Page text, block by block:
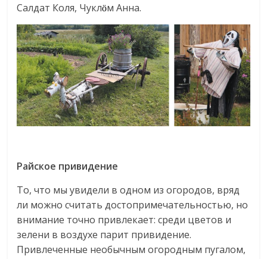
Салдат Коля, Чуклöм Анна.
Райское привидение
То, что мы увидели в одном из огородов, вряд
ли можно считать достопримечательностью, но
внимание точно привлекает: среди цветов и
зелени в воздухе парит привидение.
Привлеченные необычным огородным пугалом,